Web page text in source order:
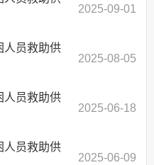
2025-09-01
人员救助供
2025-08-05
人员救助供
2025-06-18
人员救助供
2025-06-09